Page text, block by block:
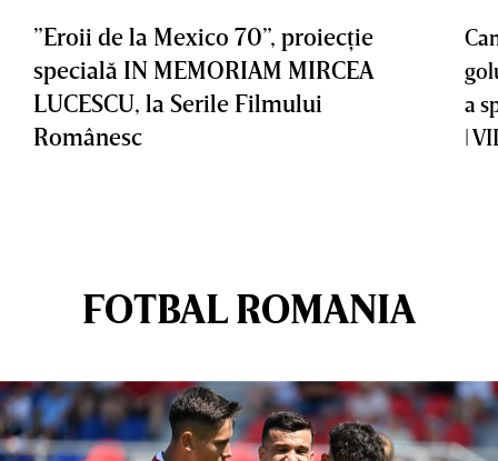
”Eroii de la Mexico 70”, proiecţie
specială IN MEMORIAM MIRCEA
LUCESCU, la Serile Filmului
Românesc
a
|
FOTBAL ROMANIA